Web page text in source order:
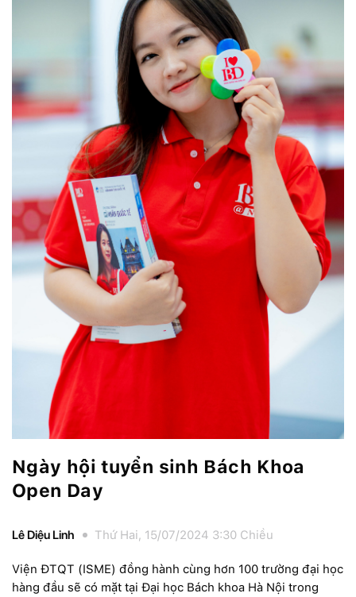
Ngày hội tuyển sinh Bách Khoa
Open Day
Lê Diệu Linh Thứ Hai, 15/07/2024 3:30 Chiều
Viện ĐTQT (ISME) đồng hành cùng hơn 100 trường đại học
hàng đầu sẽ có mặt tại Đại học Bách khoa Hà Nội trong